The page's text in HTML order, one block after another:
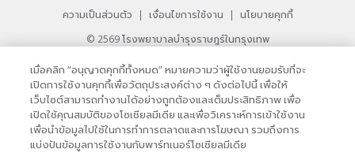
ความเป็นส่วนตัว | เงื่อนไขการใช้งาน |
นโยบายคุกกี้
© 2569 โรงพยาบาลบำรุงราษฎร์ในกรุงเทพ
33 สุขุมวิท ซอย 3 เขตวัฒนา กรุงเทพ 10110 ประเทศไทย
หากท่านมีข้อคิดเห็นหรือปัญหาในการใช้เว็บไซต์ของเรา
เมื่อคลิก “อนุญาตคุกกี้ทั้งหมด” หมายความว่าผู้ใช้งานยอมรับที่จะ
เปิดการใช้งานคุกกี้เพื่อวัตถุประสงค์ต่าง ๆ ดังต่อไปนี้ เพื่อให้
เว็บไซต์สามารถทำงานได้อย่างถูกต้องและเต็มประสิทธิภาพ เพื่อ
เปิดใช้คุณสมบัติของโซเชียลมีเดีย และเพื่อวิเคราะห์การเข้าใช้งาน
เพื่อนำข้อมูลไปใช้ในการทำการตลาดและการโฆษณา รวมถึงการ
แบ่งปันข้อมูลการใช้งานกับพาร์ทเนอร์โซเชียลมีเดีย